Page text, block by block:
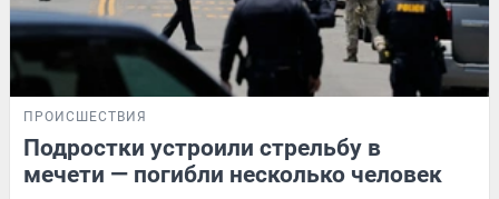
ПРОИСШЕСТВИЯ
Подростки устроили стрельбу в
мечети — погибли несколько человек